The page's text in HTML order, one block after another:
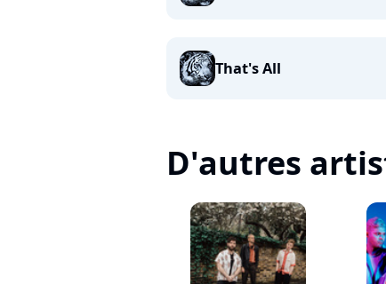
That's All
D'autres